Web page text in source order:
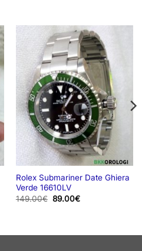
Rolex Submariner Date Ghiera
Verde 16610LV
149.00€ Il
89.00€Il